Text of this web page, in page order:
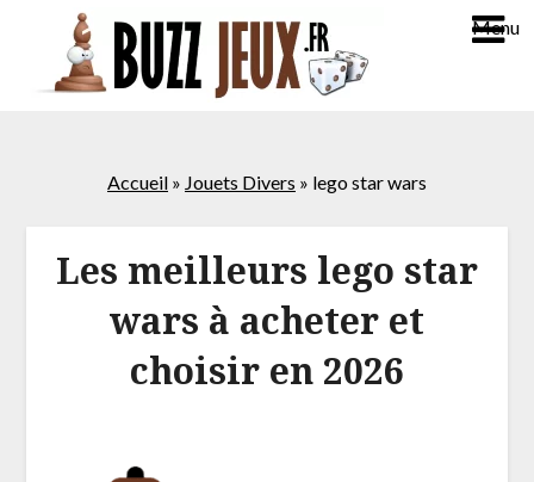
Menu
Accueil » Jouets Divers » lego star wars
Les meilleurs lego star
wars à acheter et
choisir en 2026